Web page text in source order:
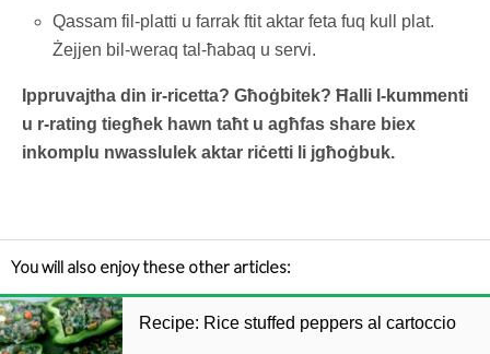
Qassam fil-platti u farrak ftit aktar feta fuq kull plat.
Żejjen bil-weraq tal-ħabaq u servi.
Ippruvajtha din ir-ricetta? Għoġbitek? Ħalli l-kummenti
u r-rating tiegħek hawn taħt u agħfas share biex
inkomplu nwasslulek aktar riċetti li jgħoġbuk.
You will also enjoy these other articles:
Recipe: Rice stuffed peppers al cartoccio